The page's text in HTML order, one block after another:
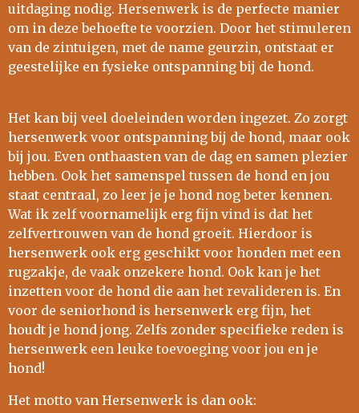
uitdaging nodig. Hersenwerk is de perfecte manier
om in deze behoefte te voorzien. Door het stimuleren
van de zintuigen, met de name geurzin, ontstaat er
geestelijke en fysieke ontspanning bij de hond.
Het kan bij veel doeleinden worden ingezet. Zo zorgt
hersenwerk voor ontspanning bij de hond, maar ook
bij jou. Even onthaasten van de dag en samen plezier
hebben. Ook het samenspel tussen de hond en jou
staat centraal, zo leer je je hond nog beter kennen.
Wat ik zelf voornamelijk erg fijn vind is dat het
zelfvertrouwen van de hond groeit. Hierdoor is
hersenwerk ook erg geschikt voor honden met een
rugzakje, de vaak onzekere hond. Ook kan je het
inzetten voor de hond die aan het revalideren is. En
voor de seniorhond is hersenwerk erg fijn, het
houdt je hond jong. Zelfs zonder specifieke reden is
hersenwerk een leuke toevoeging voor jou en je
hond!
Het motto van Hersenwerk is dan ook: